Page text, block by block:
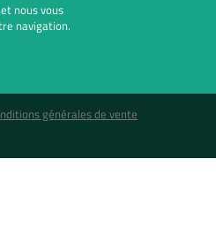
nous vous
navigation.
générales de vente